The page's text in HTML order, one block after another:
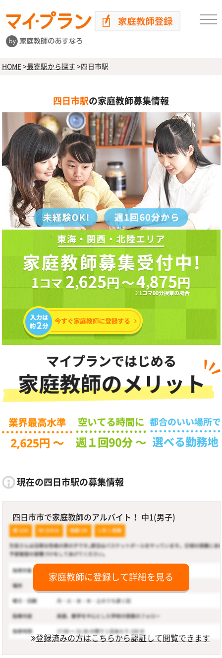
HOME>最寄駅から探す >四日市駅
四日市駅の家庭教師募集情報
現在の四日市駅の募集情報
四日市市で家庭教師のアルバイト！ 中1(男子)
家庭教師に登録して詳細を見る
登録済みの方はこちらから認証して閲覧できます